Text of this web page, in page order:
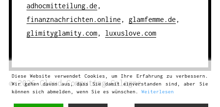
n
a
c
adhocmitteilung.de ,
finanznachrichten.online , glamfemme.de ,
glimityglamity.com, luxuslove.com
© 2026Cloud ComputingCologne
Diese Website verwendet Cookies, um Ihre Erfahrung zu verbessern.
Wir gehen davon aus, dass Sie damit einverstanden sind, aber Sie
können sich abmelden, wenn Sie es wünschen. Weiterlesen